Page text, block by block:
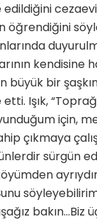
edildiğini
öğrendiğini
kendisine
büyük bir
etti. Işık,
için,
çıkmaya
sürgün
bakın…Biz